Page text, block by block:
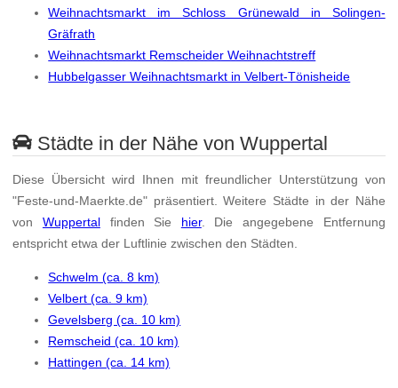
Weihnachtsmarkt im Schloss Grünewald in Solingen-
Gräfrath
Weihnachtsmarkt Remscheider Weihnachtstreff
Hubbelgasser Weihnachtsmarkt in Velbert-Tönisheide
Städte in der Nähe von Wuppertal
Diese Übersicht wird Ihnen mit freundlicher Unterstützung von
"Feste-und-Maerkte.de" präsentiert. Weitere Städte in der Nähe
von Wuppertalfinden Sie hier. Die angegebene Entfernung
entspricht etwa der Luftlinie zwischen den Städten.
Schwelm (ca. 8 km)
Velbert (ca. 9 km)
Gevelsberg (ca. 10 km)
Remscheid (ca. 10 km)
Hattingen (ca. 14 km)